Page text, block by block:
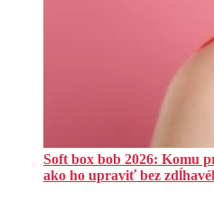
Soft box bob 2026: Komu
ako ho upraviť bez